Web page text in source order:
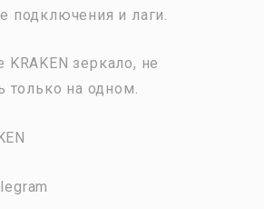
подключения и лаги.
зеркало, не
только на одном.